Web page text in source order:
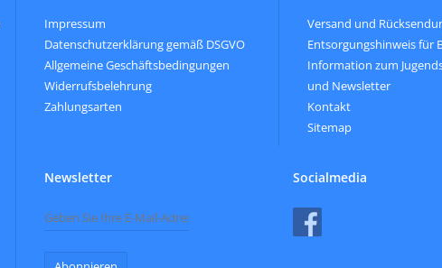
Impressum
Datenschutzerklärung gemäß DSGVO
Allgemeine Geschäftsbedingungen
Widerrufsbelehrung
Zahlungsarten
Versand und
Entsorgungshinweis für
Information zum
und Newsletter
Kontakt
Sitemap
Newsletter Socialmedia